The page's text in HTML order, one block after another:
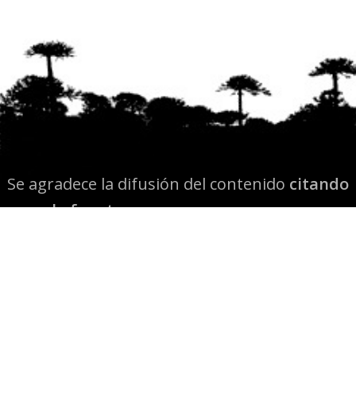
Se agradece la difusión del contenido citando
la fuente www.mapuexpress.org